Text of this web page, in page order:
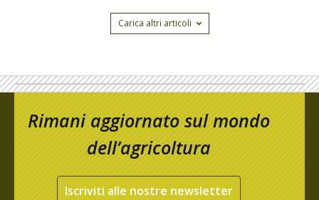
Carica altri articoli
Rimani aggiornato sul mondo
dell’agricoltura
Iscriviti alle nostre newsletter